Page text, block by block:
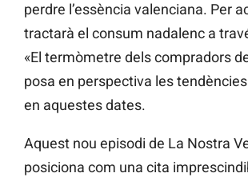
perdre l’essència valenciana. Per
tractarà el consum nadalenc a
«El termòmetre dels compradors
posa en perspectiva les
en aquestes dates.
Aquest nou episodi de La Nostra
posiciona com una cita